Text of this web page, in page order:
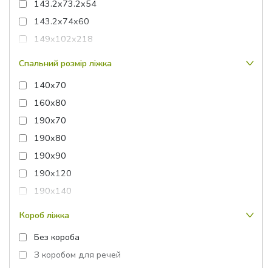
143.2x73.2x54
143.2x74x60
149x102x218
149x96x214
163.2x83.8x70
169x102x218
169x122x214
169x214x102
169x96x214
172x83x62
175x75x92
189x102x218
189x122x214
Спальний розмір ліжка
140x70
160x80
190x70
190x80
190x90
190x120
190x140
200x70
200x80
Короб ліжка
Без короба
З коробом для речей